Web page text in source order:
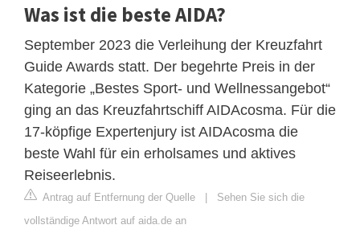
Was ist die beste AIDA?
September 2023 die Verleihung der Kreuzfahrt
Guide Awards statt. Der begehrte Preis in der
Kategorie „Bestes Sport- und Wellnessangebot“
ging an das Kreuzfahrtschiff AIDAcosma. Für die
17-köpfige Expertenjury ist AIDAcosma die
beste Wahl für ein erholsames und aktives
Reiseerlebnis.
Antrag auf Entfernung der Quelle | Sehen Sie sich die
vollständige Antwort auf aida.de an